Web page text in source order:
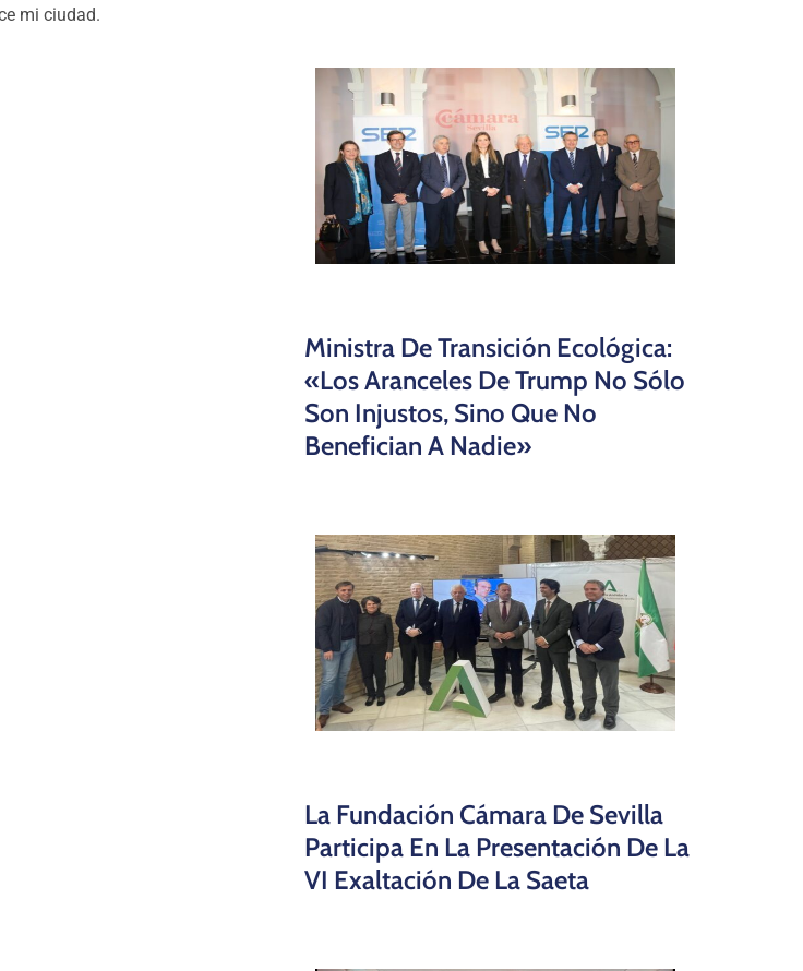
mi ciudad.
Ministra De Transición Ecológica:
«Los Aranceles De Trump No Sólo
Son Injustos, Sino Que No
Benefician A Nadie»
La Fundación Cámara De Sevilla
Participa En La Presentación De La
VI Exaltación De La Saeta